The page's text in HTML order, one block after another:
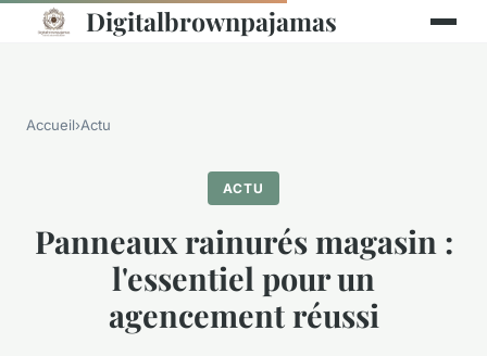
Digitalbrownpajamas
Accueil›Actu
ACTU
Panneaux rainurés magasin :
l'essentiel pour un
agencement réussi